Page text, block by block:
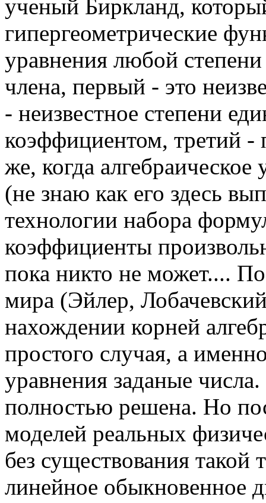
ученый Биркланд,
гипергеометрические
уравнения любой степени
члена, первый - это
- неизвестное степени
коэффициентом, третий -
же, когда
(не знаю как его здесь
технологии набора
коэффициенты
пока никто не может....
мира (Эйлер,
нахождении корней
простого случая, а
уравнения заданые
полностью решена. Но
моделей реальных
без существования
линейное обыкновенное